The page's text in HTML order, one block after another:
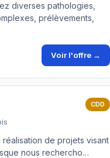
diverses pathologies,
prélèvements,
Voir l'offre →
CDD
de projets visant
nous rechercho…